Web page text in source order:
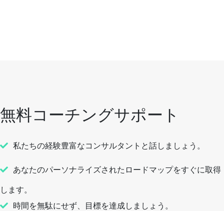
無料コーチングサポート
私たちの経験豊富なコンサルタントと話しましょう。
あなたのパーソナライズされたロードマップをすぐに取得
します。
時間を無駄にせず、目標を達成しましょう。